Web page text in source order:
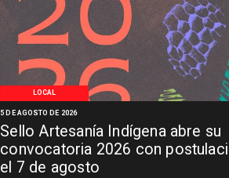
LOCAL
Sello Artesanía Indígena abre su
convocatoria 2026 con
el 7 de agosto
5 DE AGOSTO DE 2026